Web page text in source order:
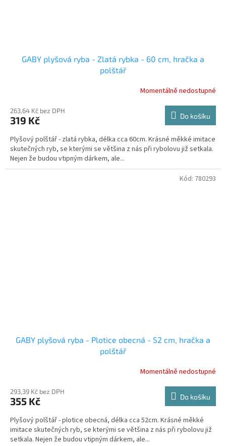
GABY plyšová ryba - Zlatá rybka - 60 cm, hračka a
polštář
Momentálně nedostupné
263,64 Kč bez DPH
319 Kč Do košíku
Plyšový polštář - zlatá rybka, délka cca 60cm. Krásné měkké imitace
skutečných ryb, se kterými se většina z nás při rybolovu již setkala.
Nejen že budou vtipným dárkem, ale...
GABY plyšová ryba - Plotice obecná - 52 cm, hračka a
polštář
Momentálně nedostupné
293,39 Kč bez DPH
355 Kč Do košíku
Plyšový polštář - plotice obecná, délka cca 52cm. Krásné měkké
imitace skutečných ryb, se kterými se většina z nás při rybolovu již
setkala. Nejen že budou vtipným dárkem, ale...
Kód: 780293